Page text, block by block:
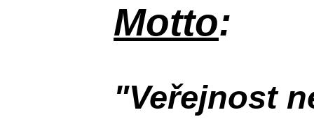
Motto:
"Veřejnost